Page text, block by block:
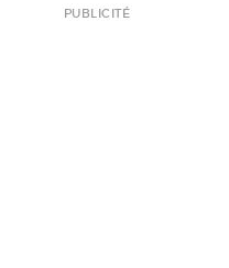
PUBLICITÉ